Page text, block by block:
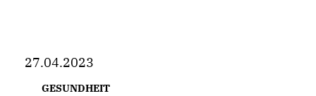
27.04.2023
GESUNDHEIT